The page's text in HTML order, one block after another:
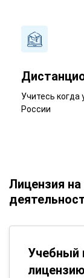
Учитесь когда
России
Лицензия
Учебный